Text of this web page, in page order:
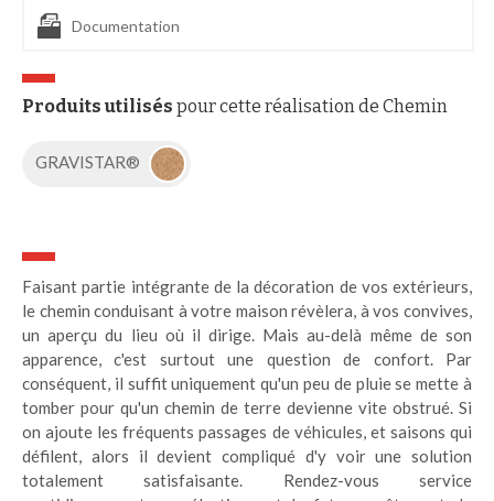
Documentation
Produits utilisés pour cette réalisation de Chemin
GRAVISTAR®
Faisant partie intégrante de la décoration de vos extérieurs,
le chemin conduisant à votre maison révèlera, à vos convives,
un aperçu du lieu où il dirige. Mais au-delà même de son
apparence, c'est surtout une question de confort. Par
conséquent, il suffit uniquement qu'un peu de pluie se mette à
tomber pour qu'un chemin de terre devienne vite obstrué. Si
on ajoute les fréquents passages de véhicules, et saisons qui
défilent, alors il devient compliqué d'y voir une solution
totalement satisfaisante. Rendez-vous service